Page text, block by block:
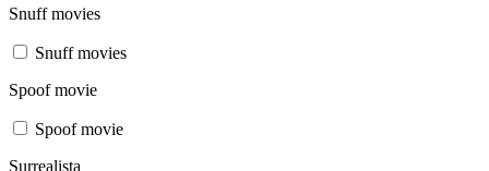
Snuff movies
Snuff movies
Spoof movie
Spoof movie
Surrealista